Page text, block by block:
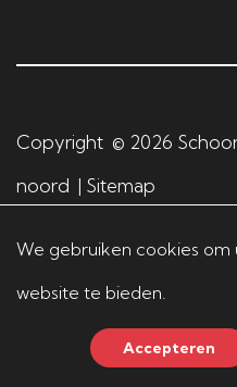
Copyright © 2026
noord | Sitemap
Algemene voorwaarden|
We gebruiken cookies
website te bieden.
Accepteren